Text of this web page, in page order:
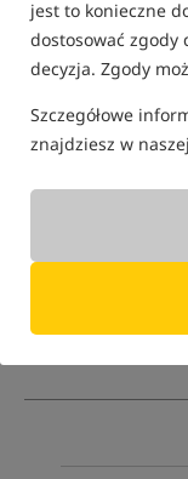
jest to konieczne
dostosować zgody
decyzja. Zgody
Szczegółowe
znajdziesz w naszej
tylko produkty na
EAN: 5905562314617